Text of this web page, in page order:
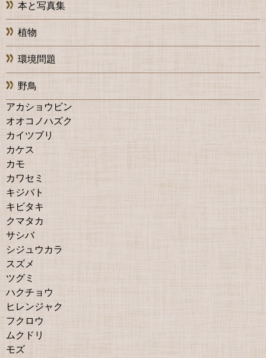
本と写真集
植物
環境問題
野鳥
アカショウビン
オオコノハズク
カイツブリ
カケス
カモ
カワセミ
キジバト
キビタキ
クマタカ
サシバ
シジュウカラ
スズメ
ツグミ
ハクチョウ
ヒレンジャク
フクロウ
ムクドリ
モズ